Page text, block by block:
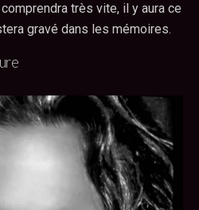
très vite, il y aura ce
gravé dans les mémoires.